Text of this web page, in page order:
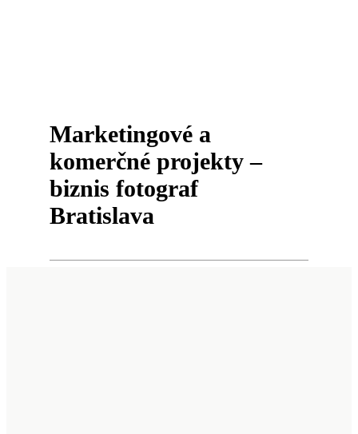
Marketingové a
komerčné projekty –
biznis fotograf
Bratislava